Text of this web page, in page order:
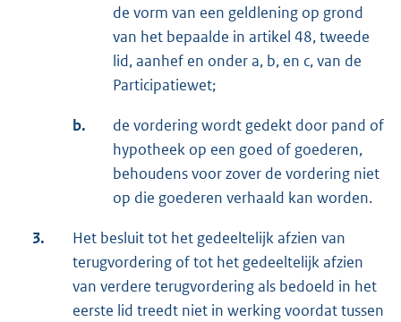
de vorm van een geldlening op grond
van het bepaalde in artikel 48, tweede
lid, aanhef en onder a, b, en c, van de
Participatiewet;
b.
de vordering wordt gedekt door pand of
hypotheek op een goed of goederen,
behoudens voor zover de vordering niet
op die goederen verhaald kan worden.
3.
Het besluit tot het gedeeltelijk afzien van
terugvordering of tot het gedeeltelijk afzien
van verdere terugvordering als bedoeld in het
eerste lid treedt niet in werking voordat tussen